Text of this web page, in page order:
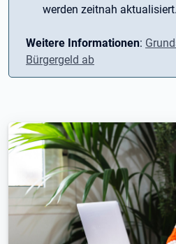
werden zeitnah aktualisiert.
Weitere Informationen:
Bürgergeld ab